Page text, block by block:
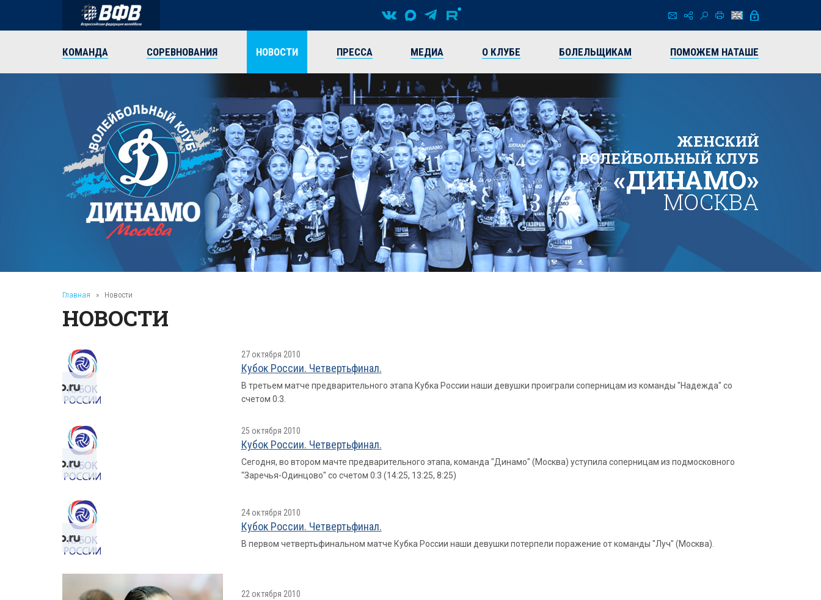
КОМАНДА СОРЕВНОВАНИЯ НОВОСТИ ПРЕССА МЕДИА О КЛУБЕ БОЛЕЛЬЩИКАМ ПОМОЖЕМ НАТАШЕ
ЖЕНСКИЙ
ВОЛЕЙБОЛЬНЫЙ КЛУБ
«ДИНАМО»
МОСКВА
Главная » Новости
НОВОСТИ
27 октября 2010
Кубок России. Четвертьфинал.
В третьем матче предварительного этапа Кубка России наши девушки проиграли соперницам из команды "Надежда" со
счетом 0:3.
25 октября 2010
Кубок России. Четвертьфинал.
Сегодня, во втором мачте предварительного этапа, команда "Динамо" (Москва) уступила соперницам из подмосковного
"Заречья-Одинцово" со счетом 0:3 (14:25, 13:25, 8:25)
24 октября 2010
Кубок России. Четвертьфинал.
В первом четвертьфинальном матче Кубка России наши девушки потерпели поражение от команды "Луч" (Москва).
22 октября 2010